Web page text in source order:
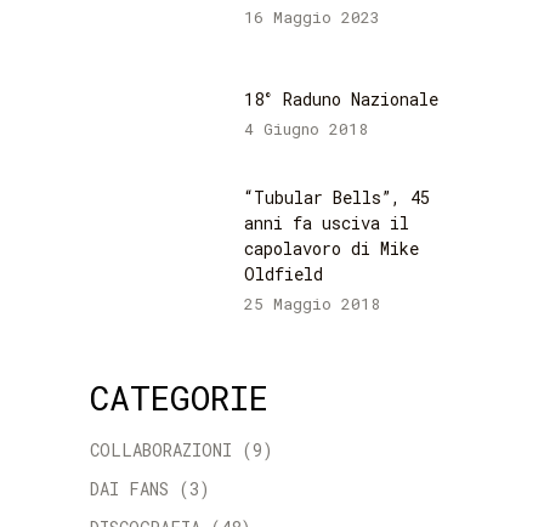
16 Maggio 2023
18° Raduno Nazionale
4 Giugno 2018
“Tubular Bells”, 45
anni fa usciva il
capolavoro di Mike
Oldfield
25 Maggio 2018
CATEGORIE
COLLABORAZIONI (9)
DAI FANS (3)